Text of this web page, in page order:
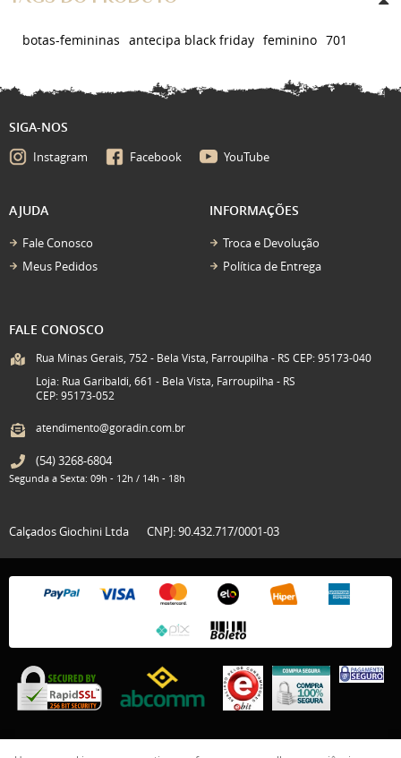
botas-femininas antecipa black friday feminino 701
SIGA-NOS
Instagram Facebook YouTube
AJUDA
Fale Conosco
Meus Pedidos
INFORMAÇÕES
Troca e Devolução
Política de Entrega
FALE CONOSCO
Rua Minas Gerais, 752 - Bela Vista, Farroupilha - RS CEP: 95173-040
Loja: Rua Garibaldi, 661 - Bela Vista, Farroupilha - RS
CEP: 95173-052
atendimento@goradin.com.br
(54)3268-6804
Segunda a Sexta: 09h - 12h / 14h - 18h
Calçados Giochini Ltda CNPJ: 90.432.717/0001-03